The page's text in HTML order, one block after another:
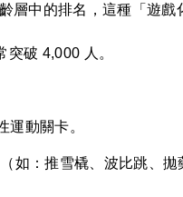
層中的排名，這種「遊戲
破 4,000 人。
動關卡。
如：推雪橇、波比跳、